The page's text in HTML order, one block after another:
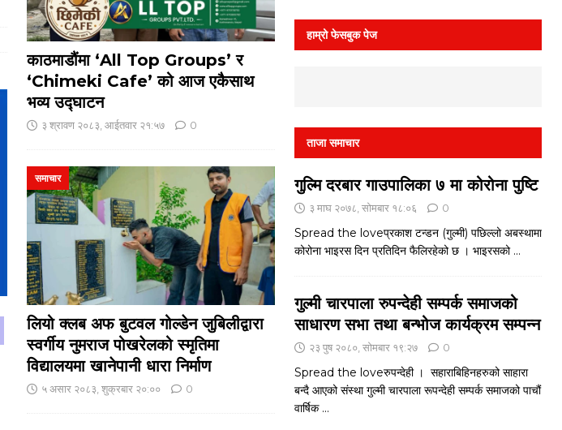
काठमाडौंमा ‘All Top Groups’ र
‘Chimeki Cafe’ को आज एकैसाथ
भव्य उद्घाटन
३ श्रावण २०८३, आईतवार २१:५७ 0
लियो क्लब अफ बुटवल गोल्डेन जुबिलीद्वारा
स्वर्गीय नुमराज पोखरेलको स्मृतिमा
विद्यालयमा खानेपानी धारा निर्माण
समाचार
५ असार २०८३, शुक्रबार २०:०० 0
हाम्रो फेसबुक पेज
ताजा समाचार
गुल्मि दरबार गाउपालिका ७ मा कोरोना पुष्टि
३ माघ २०७८, सोमबार १८:०६ 0
Spread the loveप्रकाश टन्डन (गुल्मी) पछिल्लो अबस्थामा
कोरोना भाइरस दिन प्रतिदिन फैलिरहेको छ । भाइरसको ...
गुल्मी चारपाला रुपन्देही सम्पर्क समाजको
साधारण सभा तथा बन्भोज कार्यक्रम सम्पन्न
२३ पुष २०८०, सोमबार १९:२७ 0
Spread the loveरुपन्देही । सहाराबिहिनहरुको साहारा
बन्दै आएको संस्था गुल्मी चारपाला रूपन्देही सम्पर्क समाजको पाचौं
वार्षिक ...